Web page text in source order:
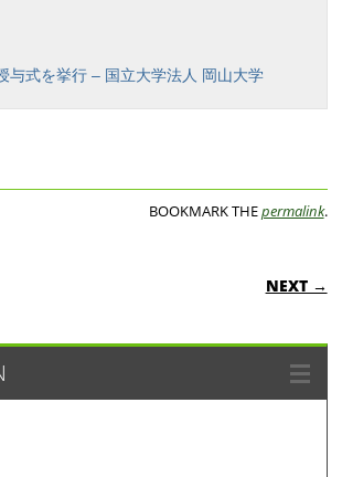
与式を挙行 – 国立大学法人 岡山大学
BOOKMARK THEpermalink.
NEXT →